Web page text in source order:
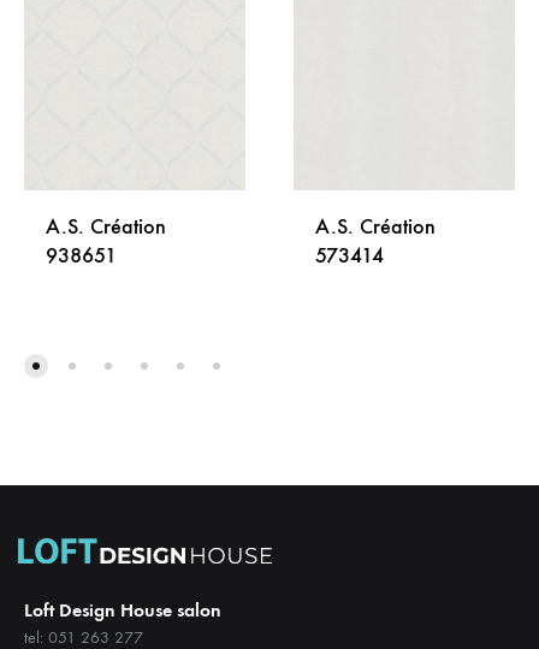
A.S. Création
938651
A.S. Création
573414
Loft Design House salon
tel: 051 263 277